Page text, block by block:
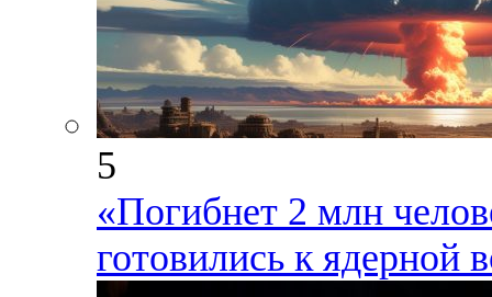
5
«Погибнет 2 млн
готовились к ядерной